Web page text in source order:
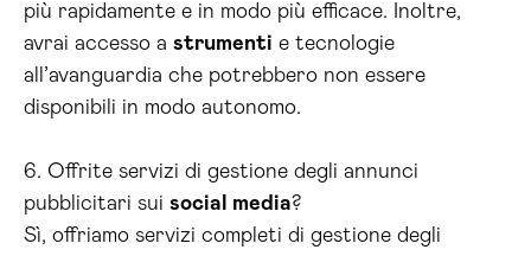
più rapidamente e in modo più efficace. Inoltre,
avrai accesso a strumenti e tecnologie
all’avanguardia che potrebbero non essere
disponibili in modo autonomo.
6. Offrite servizi di gestione degli annunci
pubblicitari sui social media?
Sì, offriamo servizi completi di gestione degli